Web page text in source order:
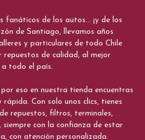
fanáticos de los autos... ¡y de los
de Santiago, llevamos años
y particulares de todo Chile
de calidad, al mejor
a todo el país.
eso en nuestra tienda encuentras
rápida. Con solo unos clics, tienes
repuestos, filtros, terminales,
siempre con la confianza de estar
con atención personalizada.